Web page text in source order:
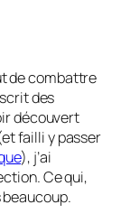
de combattre
des
découvert
failli y passer
), j’ai
Ce qui,
beaucoup.